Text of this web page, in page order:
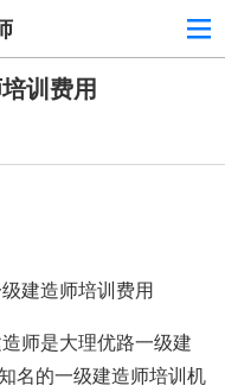
训费用
建造师培训费用
师是大理优路一级建
名的一级建造师培训机